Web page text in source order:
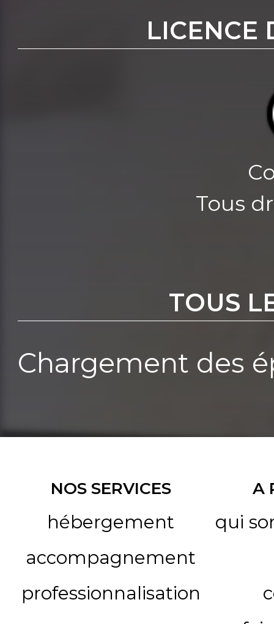
LICENCE
Tous
TOUS
Chargement des
NOS SERVICES
hébergement
accompagnement
professionnalisation
A
qui